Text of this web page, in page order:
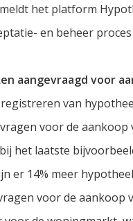
het platform
en beheer
aangevraagd voor
van
voor de
het laatste
er 14% meer
voor de aankoop